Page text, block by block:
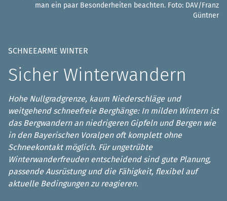
man ein paar Besonderheiten beachten. Foto: DAV/Franz
Güntner
SCHNEEARME WINTER
Sicher Winterwandern
Hohe Nullgradgrenze, kaum Niederschläge und
weitgehend schneefreie Berghänge: In milden Wintern ist
das Bergwandern an niedrigeren Gipfeln und Bergen wie
in den Bayerischen Voralpen oft komplett ohne
Schneekontakt möglich. Für ungetrübte
Winterwanderfreuden entscheidend sind gute Planung,
passende Ausrüstung und die Fähigkeit, flexibel auf
aktuelle Bedingungen zu reagieren.